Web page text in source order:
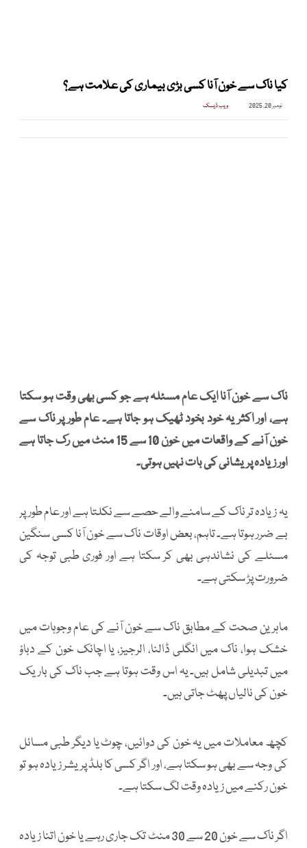
کیا ناک سے خون آنا کسی بڑی بیماری کی علامت ہے؟
نومبر 20, 2025 ویب ڈیسک
ناک سے خون آنا ایک عام مسئلہ ہے جو کسی بھی وقت ہو سکتا
ہے، اور اکثر یہ خود بخود ٹھیک ہو جاتا ہے۔ عام طور پر ناک سے
خون آنے کے واقعات میں خون 10 سے 15 منٹ میں رک جاتا ہے
اور زیادہ پریشانی کی بات نہیں ہوتی۔
یہ زیادہ تر ناک کے سامنے والے حصے سے نکلتا ہے اور عام طور پر
بے ضرر ہوتا ہے۔ تاہم، بعض اوقات ناک سے خون آنا کسی سنگین
مسئلے کی نشاندہی بھی کر سکتا ہے اور فوری طبی توجہ کی
ضرورت پڑ سکتی ہے۔
ماہرین صحت کے مطابق ناک سے خون آنے کی عام وجوہات میں
خشک ہوا، ناک میں انگلی ڈالنا، الرجیز، یا اچانک خون کے دباؤ
میں تبدیلی شامل ہیں۔ یہ اس وقت ہوتا ہے جب ناک کی باریک
خون کی نالیاں پھٹ جاتی ہیں۔
کچھ معاملات میں یہ خون کی دوائیں، چوٹ یا دیگر طبی مسائل
کی وجہ سے بھی ہو سکتا ہے، اور اگر کسی کا بلڈ پریشر زیادہ ہو تو
خون رکنے میں زیادہ وقت لگ سکتا ہے۔
اگر ناک سے خون 20 سے 30 منٹ تک جاری رہے یا خون اتنا زیادہ